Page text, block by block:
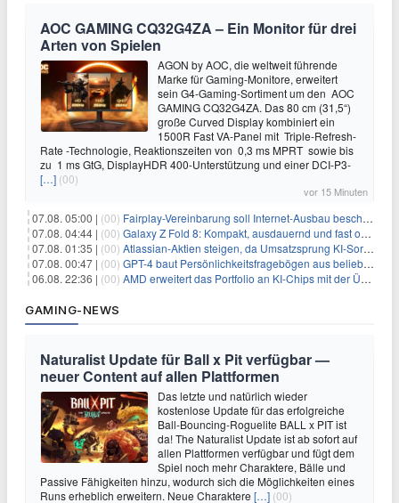
AOC GAMING CQ32G4ZA – Ein Monitor für drei
Arten von Spielen
AGON by AOC, die weltweit führende
Marke für Gaming-Monitore, erweitert
sein G4-Gaming-Sortiment um den AOC
GAMING CQ32G4ZA. Das 80 cm (31,5“)
große Curved Display kombiniert ein
1500R Fast VA-Panel mit Triple-Refresh-
Rate -Technologie, Reaktionszeiten von 0,3 ms MPRT sowie bis
zu 1 ms GtG, DisplayHDR 400-Unterstützung und einer DCI-P3-
[…] (00)
vor 15 Minuten
07.08. 05:00 | (00) Fairplay-Vereinbarung soll Internet-Ausbau beschleunigen
07.08. 04:44 | (00) Galaxy Z Fold 8: Kompakt, ausdauernd und fast ohne Falte
07.08. 01:35 | (00) Atlassian-Aktien steigen, da Umsatzsprung KI-Sorgen dämpft
07.08. 00:47 | (00) GPT-4 baut Persönlichkeitsfragebögen aus beliebigen Texten und sagt Antworten voraus
06.08. 22:36 | (00) AMD erweitert das Portfolio an KI-Chips mit der Übernahme von Taalas
GAMING-NEWS
Naturalist Update für Ball x Pit verfügbar —
neuer Content auf allen Plattformen
Das letzte und natürlich wieder
kostenlose Update für das erfolgreiche
Ball-Bouncing-Roguelite BALL x PIT ist
da! The Naturalist Update ist ab sofort auf
allen Plattformen verfügbar und fügt dem
Spiel noch mehr Charaktere, Bälle und
Passive Fähigkeiten hinzu, wodurch sich die Möglichkeiten eines
Runs erheblich erweitern. Neue Charaktere […] (00)